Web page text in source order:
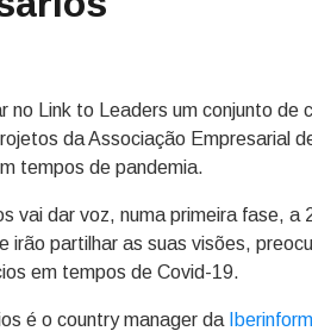
Link to Leaders um conjunto de
da Associação Empresarial
tempos de pandemia.
vai dar voz, numa primeira fase, a
partilhar as suas visões,
em tempos de Covid-19.
é o country manager da